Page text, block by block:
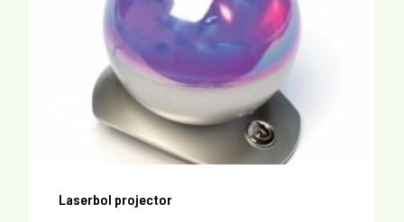
Laserbol projector